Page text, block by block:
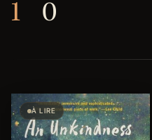
1 0
À LIRE